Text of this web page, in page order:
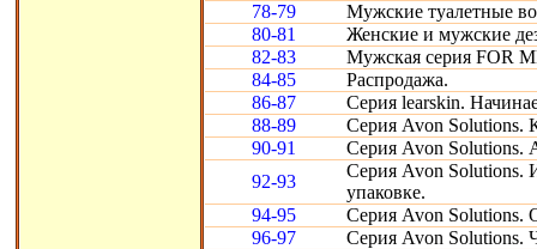
78-79
Мужские туалетные
80-81
Женские и мужские
82-83
Мужская серия FOR
84-85
Распродажа.
86-87
Серия learskin.
88-89
Серия Avon Solutions.
90-91
Серия Avon Solutions.
92-93
Серия Avon Solutions.
упаковке.
94-95
Серия Avon Solutions.
96-97
Серия Avon Solutions.